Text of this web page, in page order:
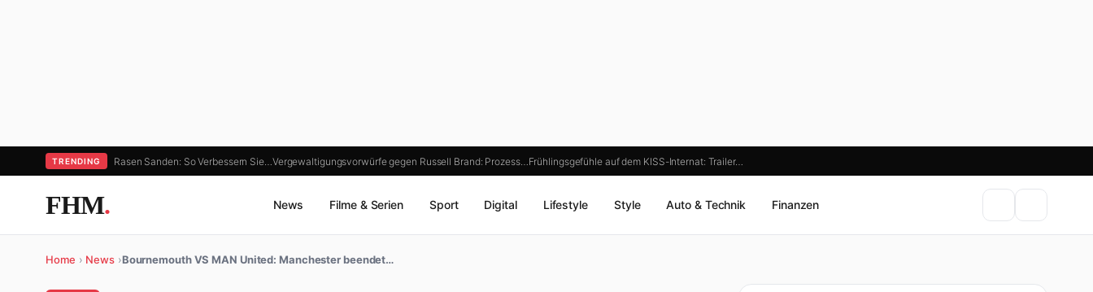
TRENDING Rasen Sanden: So Verbessern Sie… Vergewaltigungsvorwürfe gegen Russell Brand: Prozess… Frühlingsgefühle auf dem KISS-Internat: Trailer…
FHM. News Filme & Serien Sport Digital Lifestyle Style Auto & Technik Finanzen
Home › News ›Bournemouth VS MAN United: Manchester beendet…